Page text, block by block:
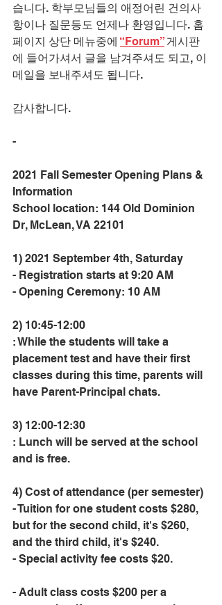
습니다. 학부모님들의 애정어린 건의사
항이나 질문등도 언제나 환영입니다. 홈
페이지 상단 메뉴중에 “Forum” 게시판
에 들어가셔서 글을 남겨주셔도 되고, 이
메일을 보내주셔도 됩니다.
감사합니다.
-
2021 Fall Semester Opening Plans &
Information
School location: 144 Old Dominion
Dr, McLean, VA 22101
1) 2021 September 4th, Saturday
- Registration starts at 9:20 AM
- Opening Ceremony: 10 AM
2) 10:45-12:00
: While the students will take a
placement test and have their first
classes during this time, parents will
have Parent-Principal chats.
3) 12:00-12:30
: Lunch will be served at the school
and is free.
4) Cost of attendance (per semester)
- Tuition for one student costs $280,
but for the second child, it's $260,
and the third child, it's $240.
- Special activity fee costs $20.
- Adult class costs $200 per a